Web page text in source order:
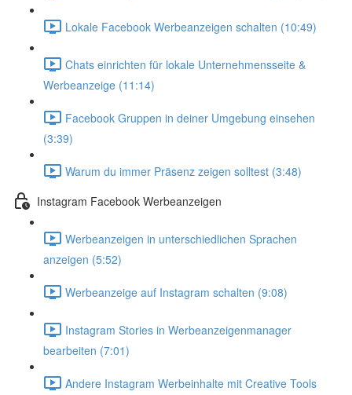
Lokale Facebook Werbeanzeigen schalten (10:49)
Chats einrichten für lokale Unternehmensseite &
Werbeanzeige (11:14)
Facebook Gruppen in deiner Umgebung einsehen
(3:39)
Warum du immer Präsenz zeigen solltest (3:48)
Instagram Facebook Werbeanzeigen
Werbeanzeigen in unterschiedlichen Sprachen
anzeigen (5:52)
Werbeanzeige auf Instagram schalten (9:08)
Instagram Stories in Werbeanzeigenmanager
bearbeiten (7:01)
Andere Instagram Werbeinhalte mit Creative Tools